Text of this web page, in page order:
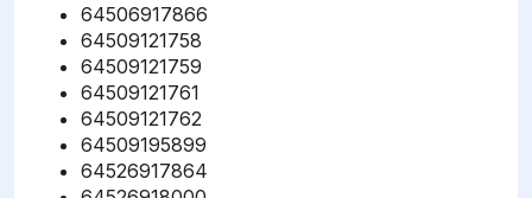
64506917866
64509121758
64509121759
64509121761
64509121762
64509195899
64526917864